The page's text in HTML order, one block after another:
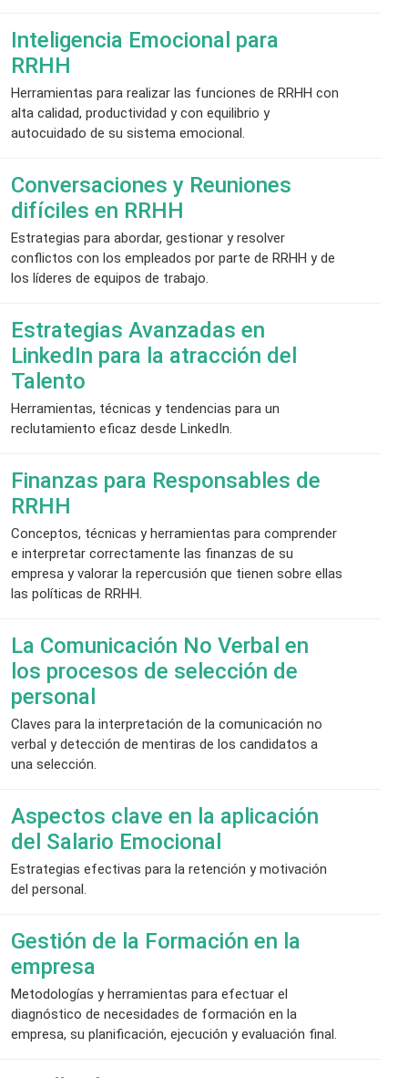
Inteligencia Emocional para
RRHH
Herramientas para realizar las funciones de RRHH con
alta calidad, productividad y con equilibrio y
autocuidado de su sistema emocional.
Conversaciones y Reuniones
difíciles en RRHH
Estrategias para abordar, gestionar y resolver
conflictos con los empleados por parte de RRHH y de
los líderes de equipos de trabajo.
Estrategias Avanzadas en
LinkedIn para la atracción del
Talento
Herramientas, técnicas y tendencias para un
reclutamiento eficaz desde LinkedIn.
Finanzas para Responsables de
RRHH
Conceptos, técnicas y herramientas para comprender
e interpretar correctamente las finanzas de su
empresa y valorar la repercusión que tienen sobre ellas
las políticas de RRHH.
La Comunicación No Verbal en
los procesos de selección de
personal
Claves para la interpretación de la comunicación no
verbal y detección de mentiras de los candidatos a
una selección.
Aspectos clave en la aplicación
del Salario Emocional
Estrategias efectivas para la retención y motivación
del personal.
Gestión de la Formación en la
empresa
Metodologías y herramientas para efectuar el
diagnóstico de necesidades de formación en la
empresa, su planificación, ejecución y evaluación final.